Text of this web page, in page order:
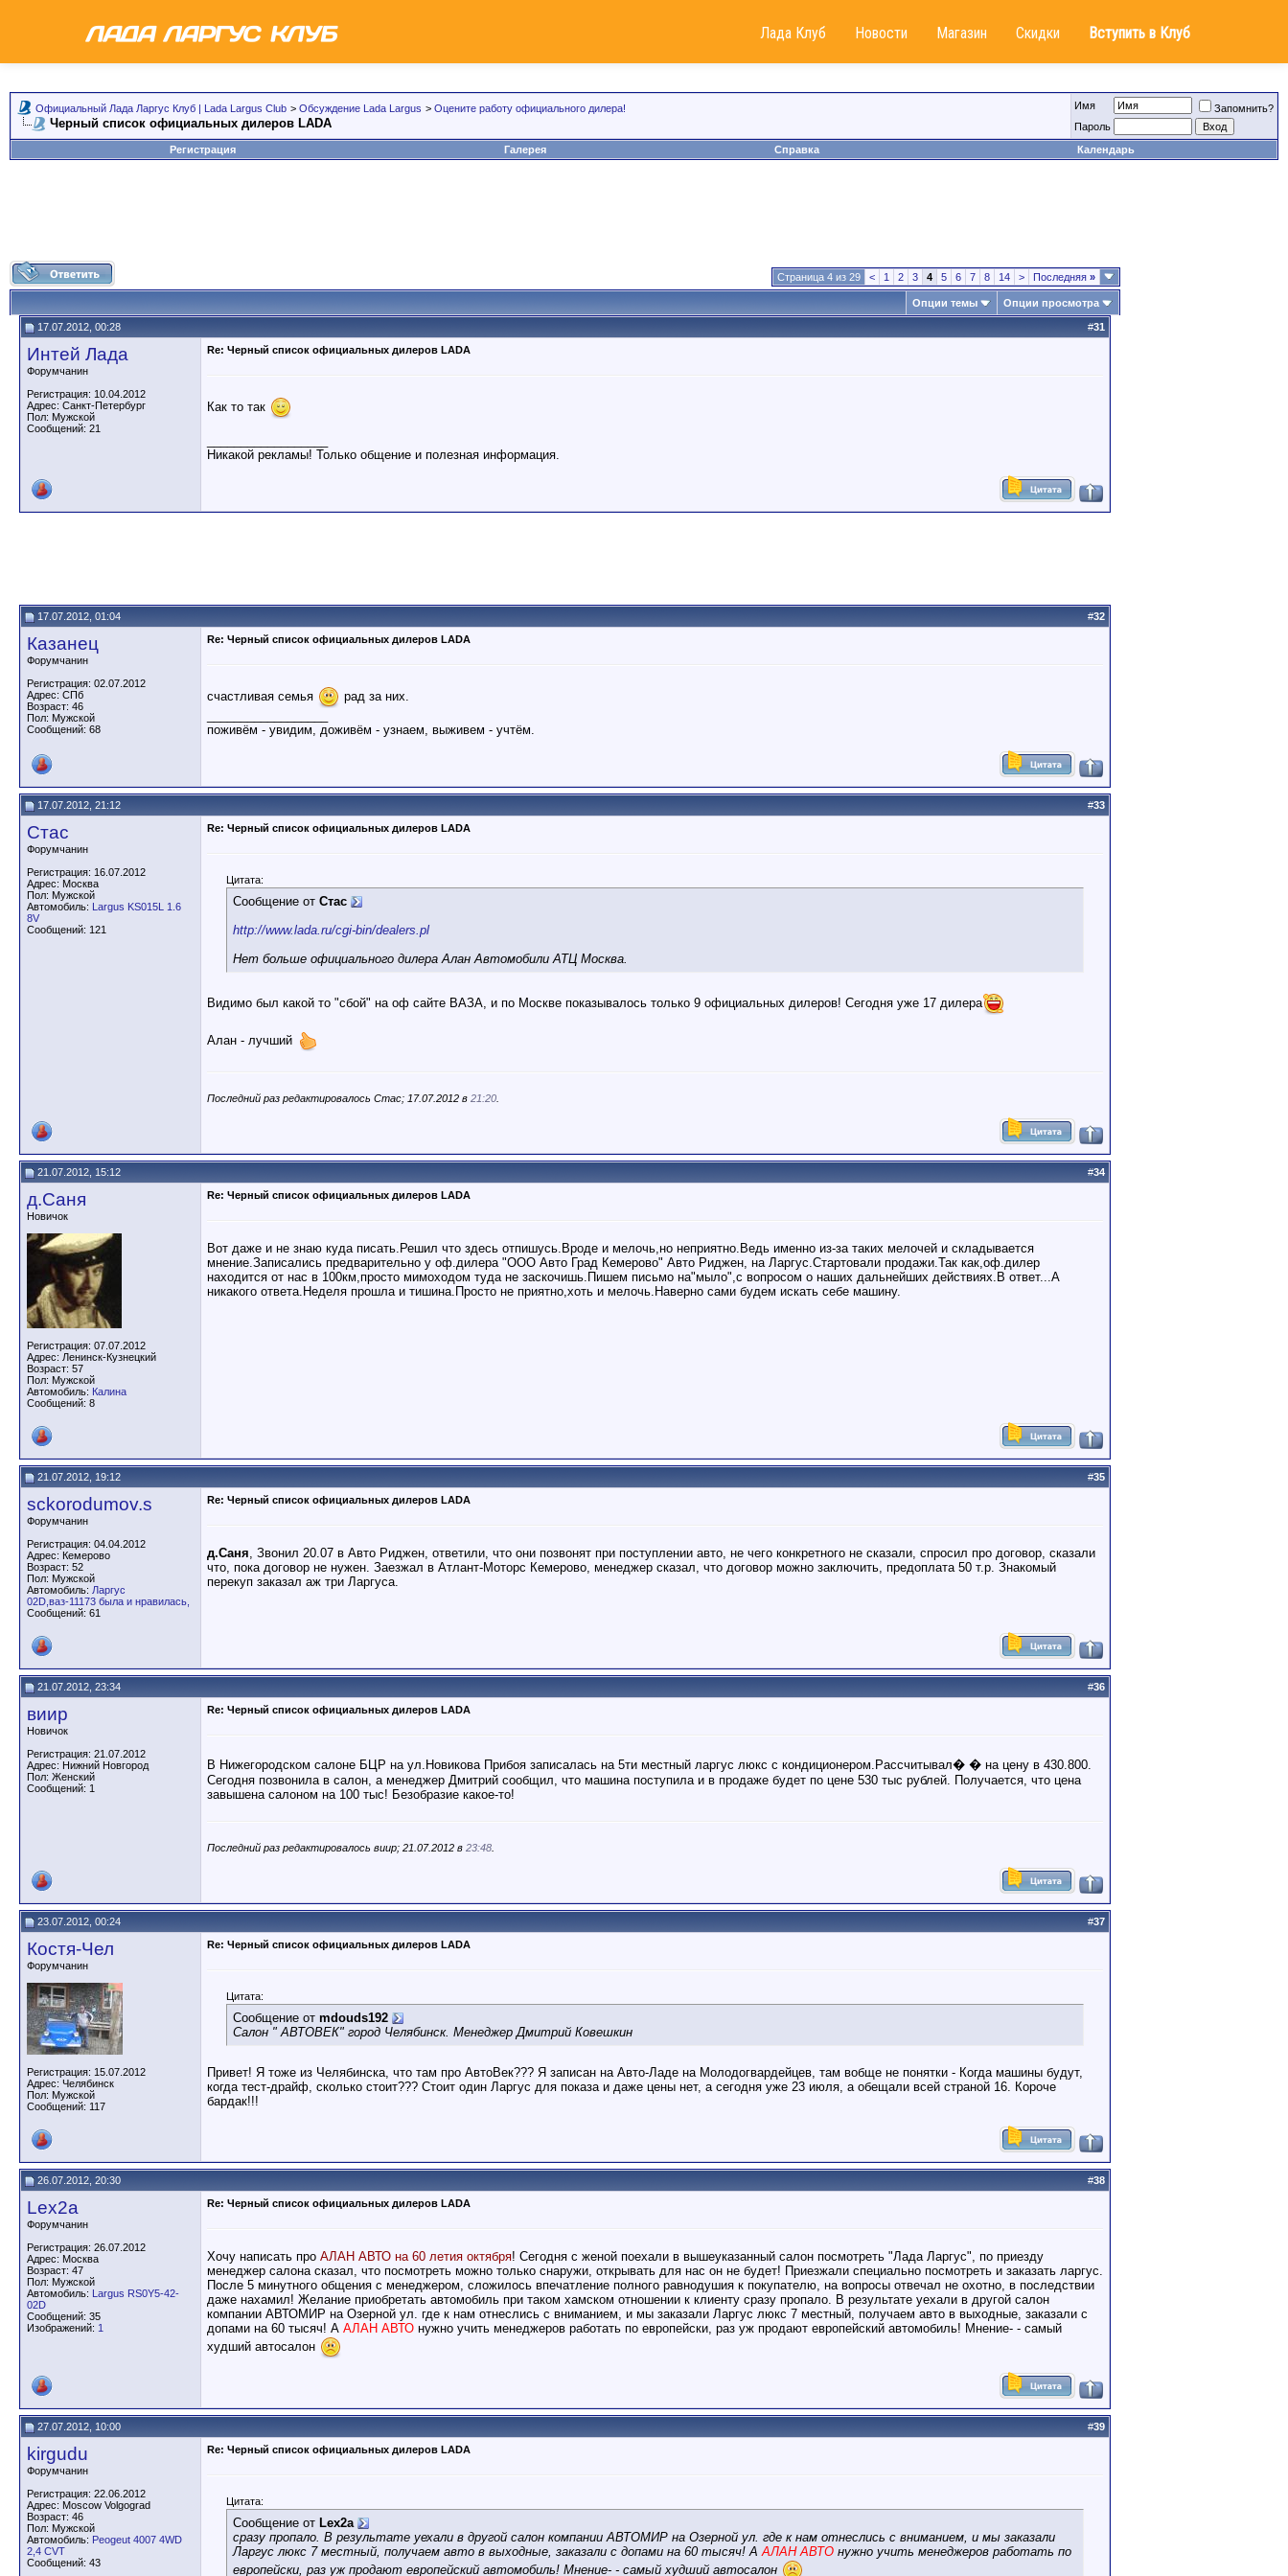
Лада Клуб Новости Магазин Скидки Вступить в Клуб
Официальный Лада Ларгус Клуб | Lada Largus Club > Обсуждение Lada Largus > Оцените работу официального дилера!
Черный список официальных дилеров LADA
Имя
Запомнить?
Пароль
Регистрация
Галерея Справка Календарь
Страница 4 из 29 < 1 2 3 4 5 6 7 8 14 > Последняя »
Опции темы Опции просмотра
17.07.2012, 00:28 #31
Интей Лада
Форумчанин
Регистрация: 10.04.2012
Адрес: Санкт-Петербург
Пол: Мужской
Сообщений: 21
Re: Черный список официальных дилеров LADA
Как то так
Никакой рекламы! Только общение и полезная информация.
17.07.2012, 01:04 #32
Казанец
Форумчанин
Регистрация: 02.07.2012
Адрес: СПб
Возраст: 46
Пол: Мужской
Сообщений: 68
Re: Черный список официальных дилеров LADA
счастливая семья
рад за них.
поживём - увидим, доживём - узнаем, выживем - учтём.
17.07.2012, 21:12 #33
Стас
Форумчанин
Регистрация: 16.07.2012
Адрес: Москва
Пол: Мужской
Автомобиль: Largus KS015L 1.6
8V
Сообщений: 121
Re: Черный список официальных дилеров LADA
Цитата:
Сообщение от Стас
http://www.lada.ru/cgi-bin/dealers.pl
Нет больше официального дилера Алан Автомобили АТЦ Москва.
Видимо был какой то "сбой" на оф сайте ВАЗА, и по Москве показывалось только 9 официальных дилеров! Сегодня уже 17 дилера
Алан - лучший
Последний раз редактировалось Стас; 17.07.2012 в 21:20
21.07.2012, 15:12 #34
д.Саня
Новичок
Регистрация: 07.07.2012
Адрес: Ленинск-Кузнецкий
Возраст: 57
Пол: Мужской
Автомобиль: Калина
Сообщений: 8
Re: Черный список официальных дилеров LADA
Вот даже и не знаю куда писать.Решил что здесь отпишусь.Вроде и мелочь,но неприятно.Ведь именно из-за таких мелочей и складывается
мнение.Записались предварительно у оф.дилера "ООО Авто Град Кемерово" Авто Риджен, на Ларгус.Стартовали продажи.Так как,оф.дилер
находится от нас в 100км,просто мимоходом туда не заскочишь.Пишем письмо на"мыло",с вопросом о наших дальнейших действиях.В ответ...А
никакого ответа.Неделя прошла и тишина.Просто не приятно,хоть и мелочь.Наверно сами будем искать себе машину.
21.07.2012, 19:12 #35
sckorodumov.s
Форумчанин
Регистрация: 04.04.2012
Адрес: Кемерово
Возраст: 52
Пол: Мужской
Автомобиль: Ларгус
02D,ваз-11173 была и нравилась,
Сообщений: 61
Re: Черный список официальных дилеров LADA
д.Саня, Звонил 20.07 в Авто Риджен, ответили, что они позвонят при поступлении авто, не чего конкретного не сказали, спросил про договор, сказали
что, пока договор не нужен. Заезжал в Атлант-Моторс Кемерово, менеджер сказал, что договор можно заключить, предоплата 50 т.р. Знакомый
перекуп заказал аж три Ларгуса.
21.07.2012, 23:34 #36
виир
Новичок
Регистрация: 21.07.2012
Адрес: Нижний Новгород
Пол: Женский
Сообщений: 1
Re: Черный список официальных дилеров LADA
В Нижегородском салоне БЦР на ул.Новикова Прибоя записалась на 5ти местный ларгус люкс с кондиционером.Рассчитывал� � на цену в 430.800.
Сегодня позвонила в салон, а менеджер Дмитрий сообщил, что машина поступила и в продаже будет по цене 530 тыс рублей. Получается, что цена
завышена салоном на 100 тыс! Безобразие какое-то!
Последний раз редактировалось виир; 21.07.2012 в 23:48
23.07.2012, 00:24 #37
Костя-Чел
Форумчанин
Регистрация: 15.07.2012
Адрес: Челябинск
Пол: Мужской
Сообщений: 117
Re: Черный список официальных дилеров LADA
Цитата:
Сообщение от mdouds192
Салон " АВТОВЕК" город Челябинск. Менеджер Дмитрий Ковешкин
Привет! Я тоже из Челябинска, что там про АвтоВек??? Я записан на Авто-Ладе на Молодогвардейцев, там вобще не понятки - Когда машины будут,
когда тест-драйф, сколько стоит??? Стоит один Ларгус для показа и даже цены нет, а сегодня уже 23 июля, а обещали всей страной 16. Короче
бардак!!!
26.07.2012, 20:30 #38
Lex2a
Форумчанин
Регистрация: 26.07.2012
Адрес: Москва
Возраст: 47
Пол: Мужской
Автомобиль: Largus RS0Y5-42-
02D
Сообщений: 35
Изображений: 1
Re: Черный список официальных дилеров LADA
Хочу написать про АЛАН АВТО на 60 летия октября! Сегодня с женой поехали в вышеуказанный салон посмотреть "Лада Ларгус", по приезду
менеджер салона сказал, что посмотреть можно только снаружи, открывать для нас он не будет! Приезжали специально посмотреть и заказать ларгус.
После 5 минутного общения с менеджером, сложилось впечатление полного равнодушия к покупателю, на вопросы отвечал не охотно, в последствии
даже нахамил! Желание приобретать автомобиль при таком хамском отношении к клиенту сразу пропало. В результате уехали в другой салон
компании АВТОМИР на Озерной ул. где к нам отнеслись с вниманием, и мы заказали Ларгус люкс 7 местный, получаем авто в выходные, заказали с
допами на 60 тысяч! А АЛАН АВТО нужно учить менеджеров работать по европейски, раз уж продают европейский автомобиль! Мнение- - самый
худший автосалон
27.07.2012, 10:00 #39
kirgudu
Форумчанин
Регистрация: 22.06.2012
Адрес: Moscow Volgograd
Возраст: 46
Пол: Мужской
Автомобиль: Peogeut 4007 4WD
2,4 CVT
Сообщений: 43
Re: Черный список официальных дилеров LADA
Цитата:
Сообщение от Lex2a
сразу пропало. В результате уехали в другой салон компании АВТОМИР на Озерной ул. где к нам отнеслись с вниманием, и мы заказали
Ларгус люкс 7 местный, получаем авто в выходные, заказали с допами на 60 тысяч! ААЛАН АВТО нужно учить менеджеров работать по
европейски, раз уж продают европейский автомобиль! Мнение- - самый худший автосалон